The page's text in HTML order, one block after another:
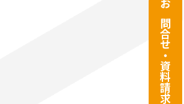
お問合せ・資料請求